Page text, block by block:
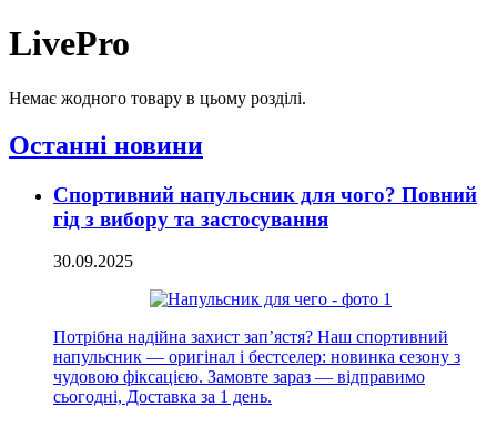
LivePro
Немає жодного товару в цьому розділі.
Останні новини
Спортивний напульсник для чого? Повний
гід з вибору та застосування
30.09.2025
Потрібна надійна захист зап’ястя? Наш спортивний
напульсник — оригінал і бестселер: новинка сезону з
чудовою фіксацією. Замовте зараз — відправимо
сьогодні, Доставка за 1 день.